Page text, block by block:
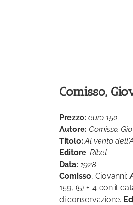
Comisso,
Prezzo: euro 150
Autore: Comisso,
Titolo: Al vento
Editore: Ribet
Data: 1928
Comisso, Giovanni:
159, (5) + 4 con il
di conservazione.